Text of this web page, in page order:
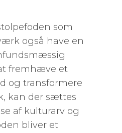
som
også have en
fremhæve et
og transformere
kan der sættes
af kulturarv og
bliver et